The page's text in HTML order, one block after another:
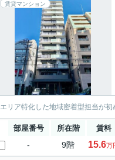
賃貸マンション
エリア特化した地域密着型担当が
部屋番号 所在階 賃料
- 9階 15.6万